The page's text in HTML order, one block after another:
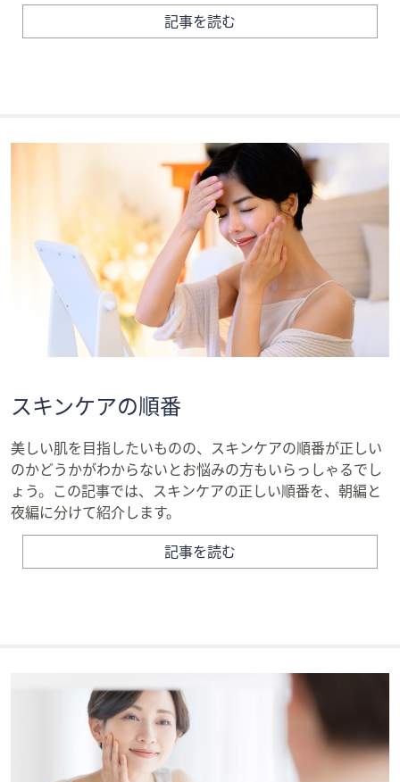
す。
記事を読む
スキンケアの順番
美しい肌を目指したいものの、スキンケアの順番が正しい
のかどうかがわからないとお悩みの方もいらっしゃるでし
ょう。この記事では、スキンケアの正しい順番を、朝編と
夜編に分けて紹介します。
記事を読む